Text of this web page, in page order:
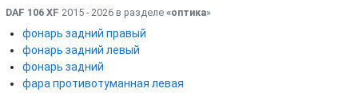
DAF 106 XF 2015 - 2026 в разделе «оптика»
фонарь задний правый
фонарь задний левый
фонарь задний
фара противотуманная левая